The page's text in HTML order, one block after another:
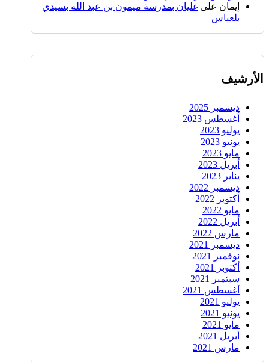
إيمان على غليان بمدرسة ميمون بن عبد الله بسيدي
بلعباس
الأرشيف
ديسمبر 2025
أغسطس 2023
يوليو 2023
يونيو 2023
مايو 2023
أبريل 2023
يناير 2023
ديسمبر 2022
أكتوبر 2022
مايو 2022
أبريل 2022
مارس 2022
ديسمبر 2021
نوفمبر 2021
أكتوبر 2021
سبتمبر 2021
أغسطس 2021
يوليو 2021
يونيو 2021
مايو 2021
أبريل 2021
مارس 2021